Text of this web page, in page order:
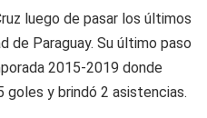
luego de pasar los últimos
de Paraguay. Su último paso
2015-2019 donde
y brindó 2 asistencias.